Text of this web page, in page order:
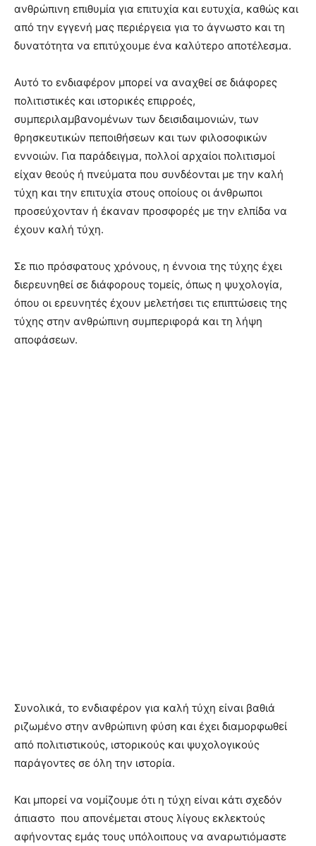
ανθρώπινη επιθυμία για επιτυχία και ευτυχία, καθώς και
από την εγγενή μας περιέργεια για το άγνωστο και τη
δυνατότητα να επιτύχουμε ένα καλύτερο αποτέλεσμα.
Αυτό το ενδιαφέρον μπορεί να αναχθεί σε διάφορες
πολιτιστικές και ιστορικές επιρροές,
συμπεριλαμβανομένων των δεισιδαιμονιών, των
θρησκευτικών πεποιθήσεων και των φιλοσοφικών
εννοιών. Για παράδειγμα, πολλοί αρχαίοι πολιτισμοί
είχαν θεούς ή πνεύματα που συνδέονται με την καλή
τύχη και την επιτυχία στους οποίους οι άνθρωποι
προσεύχονταν ή έκαναν προσφορές με την ελπίδα να
έχουν καλή τύχη.
Σε πιο πρόσφατους χρόνους, η έννοια της τύχης έχει
διερευνηθεί σε διάφορους τομείς, όπως η ψυχολογία,
όπου οι ερευνητές έχουν μελετήσει τις επιπτώσεις της
τύχης στην ανθρώπινη συμπεριφορά και τη λήψη
αποφάσεων.
Συνολικά, το ενδιαφέρον για καλή τύχη είναι βαθιά
ριζωμένο στην ανθρώπινη φύση και έχει διαμορφωθεί
από πολιτιστικούς, ιστορικούς και ψυχολογικούς
παράγοντες σε όλη την ιστορία.
Και μπορεί να νομίζουμε ότι η τύχη είναι κάτι σχεδόν
άπιαστο που απονέμεται στους λίγους εκλεκτούς
αφήνοντας εμάς τους υπόλοιπους να αναρωτιόμαστε